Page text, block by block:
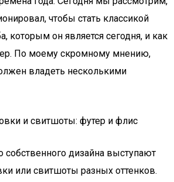
чтобы стать классикой
которым он является сегодня, и как
По моему скромному мнению,
владеть несколькими
и свитшоты: футер и флис
дизайна выступают
или свитшоты разных оттенков.